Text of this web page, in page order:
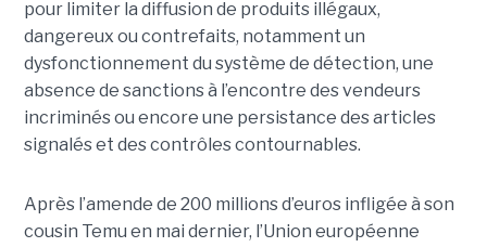
pour limiter la diffusion de produits illégaux,
dangereux ou contrefaits, notamment un
dysfonctionnement du système de détection, une
absence de sanctions à l’encontre des vendeurs
incriminés ou encore une persistance des articles
signalés et des contrôles contournables.
Après l’amende de 200 millions d’euros infligée à son
cousin Temu en mai dernier, l’Union européenne